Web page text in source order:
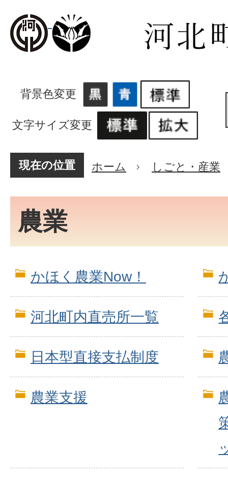
背景色変更
文字サイズ変更
現在の位置 ホーム しごと・産業
農業
かほく農業Now！
河北町内直売所一覧
日本型直接支払制度
農業支援